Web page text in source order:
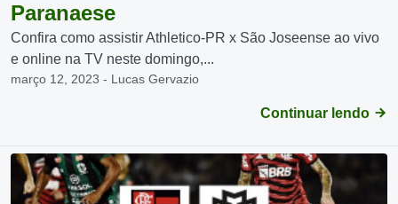
Paranaese
Confira como assistir Athletico-PR x São Joseense ao vivo
e online na TV neste domingo,...
março 12, 2023 - Lucas Gervazio
Continuar lendo